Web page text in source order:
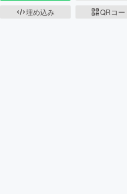
埋め込み
QRコー